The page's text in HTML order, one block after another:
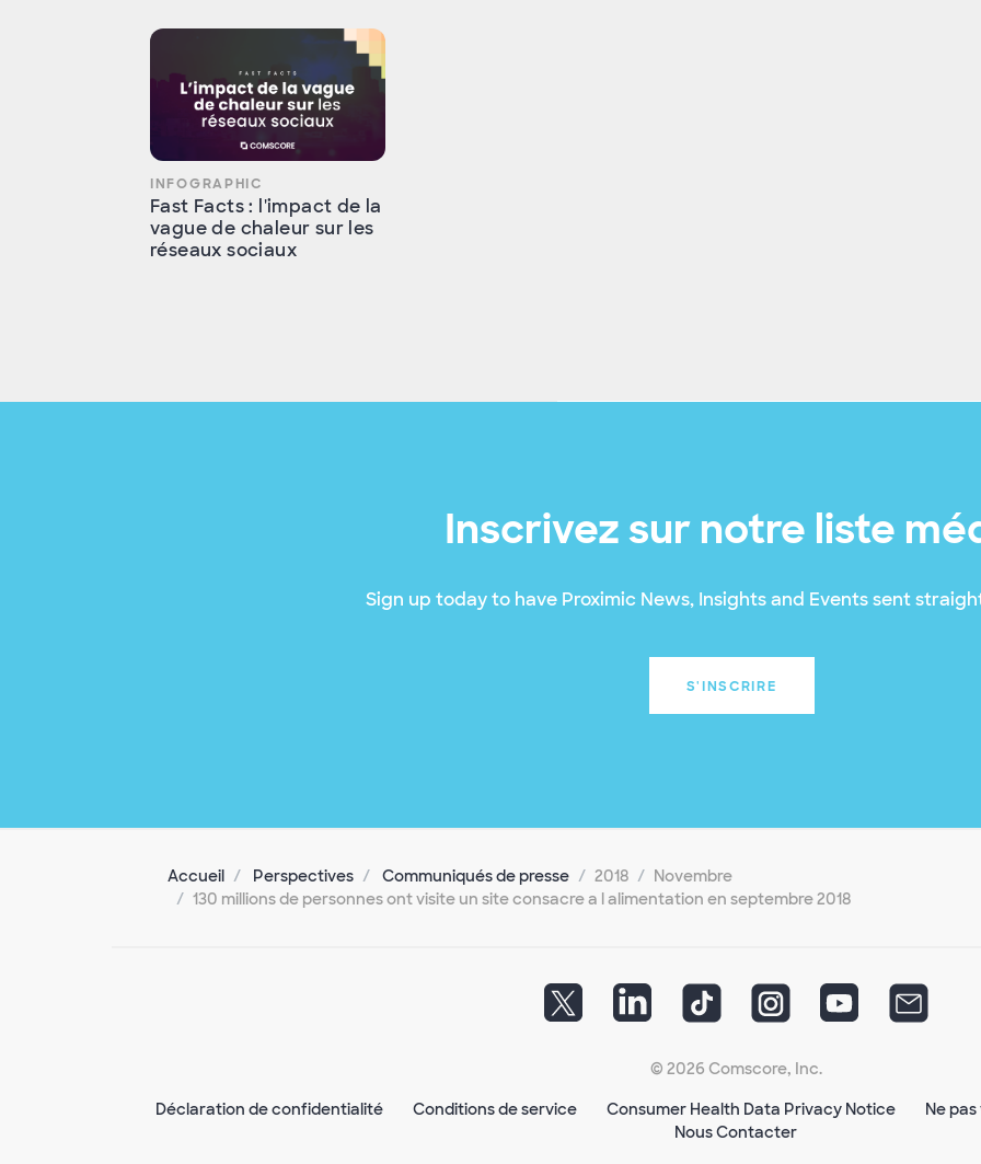
INFOGRAPHIC
Fast Facts : l'impact de la
vague de chaleur sur les
réseaux sociaux
Inscrivez sur notre liste
Sign up today to have Proximic News, Insights and Events sent
S'INSCRIRE
Accueil Perspectives Communiqués de presse 2018
Novembre
130 millions de personnes ont visite un site consacre a l alimentation en septembre 2018
© 2026 Comscore, Inc.
Déclaration de confidentialité Conditions de service Consumer Health Data Privacy Notice
Ne
Nous Contacter